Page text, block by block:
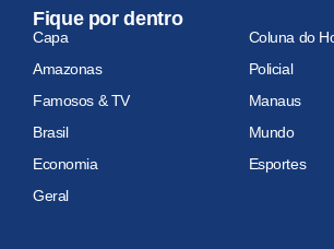
Fique por dentro
Capa
Coluna do
Amazonas
Policial
Famosos & TV
Manaus
Brasil
Mundo
Economia
Esportes
Geral